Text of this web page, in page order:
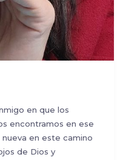
en que los
encontramos en ese
en este camino
de Dios y